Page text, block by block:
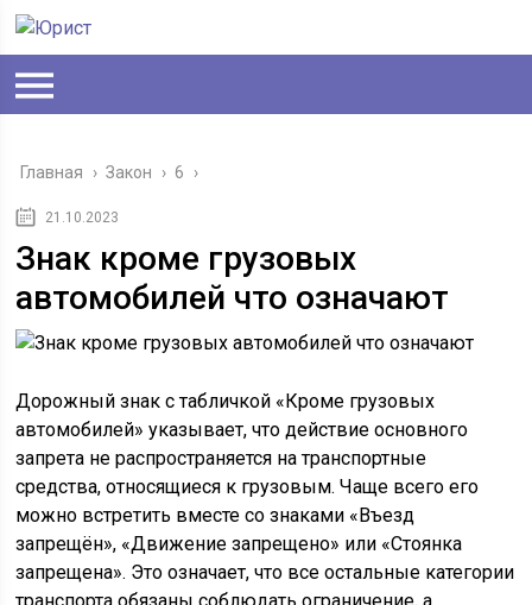
Главная › Закон › 6 ›
21.10.2023
Знак кроме грузовых
автомобилей что означают
Дорожный знак с табличкой «Кроме грузовых
автомобилей» указывает, что действие основного
запрета не распространяется на транспортные
средства, относящиеся к грузовым. Чаще всего его
можно встретить вместе со знаками «Въезд
запрещён», «Движение запрещено» или «Стоянка
запрещена». Это означает, что все остальные категории